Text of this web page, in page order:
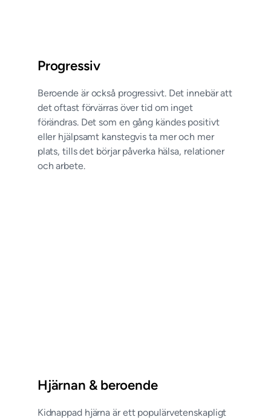
Progressiv
Beroende är också progressivt. Det innebär att
det oftast förvärras över tid om inget
förändras. Det som en gång kändes positivt
eller hjälpsamt kanstegvis ta mer och mer
plats, tills det börjar påverka hälsa, relationer
och arbete.
Hjärnan & beroende
Kidnappad hjärna är ett populärvetenskapligt